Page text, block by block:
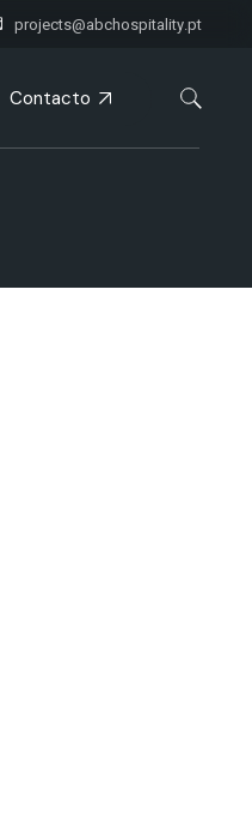
projects@abchospitality.pt
Contacto